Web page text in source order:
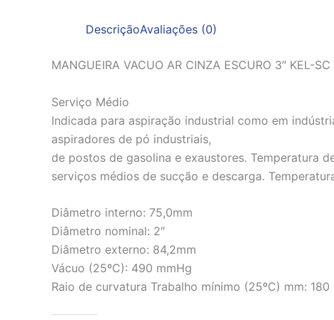
DescriçãoAvaliações (0)
MANGUEIRA VACUO AR CINZA ESCURO 3″ KEL-
Serviço Médio
Indicada para aspiração industrial como em
aspiradores de pó industriais,
de postos de gasolina e exaustores. Temperatura
serviços médios de sucção e descarga.
Diâmetro interno: 75,0mm
Diâmetro nominal: 2″
Diâmetro externo: 84,2mm
Vácuo (25ºC): 490 mmHg
Raio de curvatura Trabalho mínimo (25ºC) mm: 180